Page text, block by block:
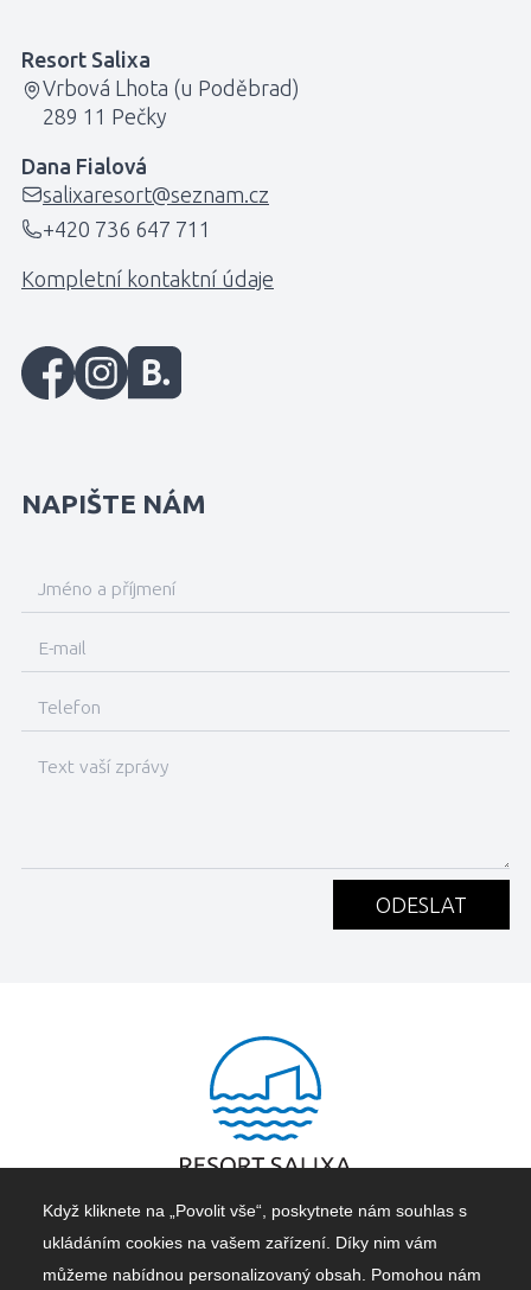
Resort Salixa
Vrbová Lhota (u Poděbrad)
289 11 Pečky
Dana Fialová
salixaresort@seznam.cz
+420 736 647 711
Kompletní kontaktní údaje
NAPIŠTE NÁM
ODESLAT
Copyright © 2023,Areál Salixa s.r.o.
Ubytování v luxusních chatách u Jezera - exkluzivní pobyty v přírodě.
Když kliknete na „Povolit vše“, poskytnete nám souhlas s
ukládáním cookies na vašem zařízení. Díky nim vám
můžeme nabídnou personalizovaný obsah. Pomohou nám